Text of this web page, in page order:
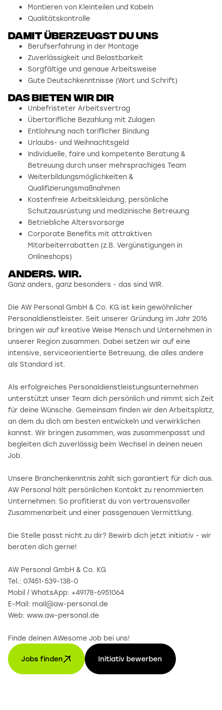
Montieren von Kleinteilen und Kabeln
Qualitätskontrolle
damit überzeugst du uns
Berufserfahrung in der Montage
Zuverlässigkeit und Belastbarkeit
Sorgfältige und genaue Arbeitsweise
Gute Deutschkenntnisse (Wort und Schrift)
Das bieten wir dir
Unbefristeter Arbeitsvertrag
Übertarifliche Bezahlung mit Zulagen
Entlohnung nach tariflicher Bindung
Urlaubs- und Weihnachtsgeld
Individuelle, faire und kompetente Beratung &
Betreuung durch unser mehrsprachiges Team
Weiterbildungsmöglichkeiten &
Qualifizierungsmaßnahmen
Kostenfreie Arbeitskleidung, persönliche
Schutzausrüstung und medizinische Betreuung
Betriebliche Altersvorsorge
Corporate Benefits mit attraktiven
Mitarbeiterrabatten (z.B. Vergünstigungen in
Onlineshops)
Anders. wir.
Ganz anders, ganz besonders - das sind WIR.
Die AW Personal GmbH & Co. KG ist kein gewöhnlicher
Personaldienstleister. Seit unserer Gründung im Jahr 2016
bringen wir auf kreative Weise Mensch und Unternehmen in
unserer Region zusammen. Dabei setzen wir auf eine
intensive, serviceorientierte Betreuung, die alles andere
als Standard ist.
Als erfolgreiches Personaldienstleistungsunternehmen
unterstützt unser Team dich persönlich und nimmt sich Zeit
für deine Wünsche. Gemeinsam finden wir den Arbeitsplatz,
an dem du dich am besten entwickeln und verwirklichen
kannst. Wir bringen zusammen, was zusammenpasst und
begleiten dich zuverlässig beim Wechsel in deinen neuen
Job.
Unsere Branchenkenntnis zahlt sich garantiert für dich aus.
AW Personal hält persönlichen Kontakt zu renommierten
Unternehmen: So profitierst du von vertrauensvoller
Zusammenarbeit und einer passgenauen Vermittlung.
Die Stelle passt nicht zu dir? Bewirb dich jetzt initiativ - wir
beraten dich gerne!
AW Personal GmbH & Co. KG
Tel.: 07451-539-138-0
Mobil / WhatsApp: +49178-6951064
E-Mail: mail@aw-personal.de
Web: www.aw-personal.de
Finde deinen AWesome Job bei uns!
Jobs finden Initiativ bewerben